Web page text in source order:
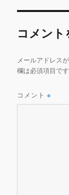
b
o
o
k
r
コメント
メールアドレス
欄は必須項目です
コメント※